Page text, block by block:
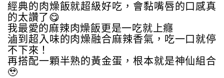
經典的肉燥飯就超級好吃，會黏嘴唇的口感真
的太讚了😋
我最愛的麻辣肉燥飯更是一吃就上癮
滷到超入味的肉燥融合麻辣香氣，吃一口就停
不下來！
再搭配一顆半熟的黃金蛋，根本就是神仙組合
🥹